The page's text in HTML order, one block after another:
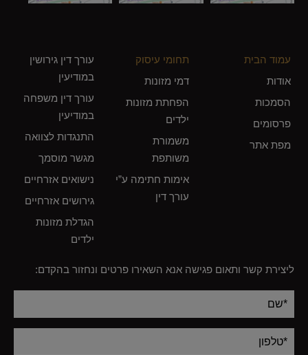
עמוד הבית
אודות
הסמכות
פרסומים
מפת אתר
תחומי עיסוק
דמי מזונות
הפחתת מזונות
ילדים
משמורת
משותפת
אימות חתימה ע”י
עורך דין
עורך דין גירושין
במודיעין
עורך דין משפחה
במודיעין
התנגדות לצוואה
מגשר מוסמך
נישואים אזרחיים
גירושים אזרחיים
הגדלת מזונות
ילדים
ליצירת קשר ותאום פגישה אנא השאירו פרטים ונחזור בהקדם:
Alternative: